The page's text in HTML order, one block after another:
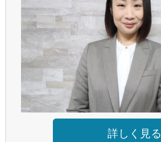
詳しく見る